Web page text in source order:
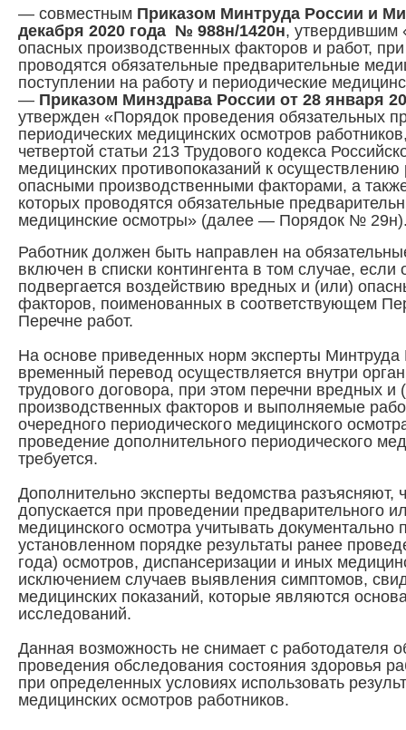
— совместным Приказом Минтруда России и
декабря 2020 года № 988н/1420н, утвердившим
опасных производственных факторов и работ,
проводятся обязательные предварительные
поступлении на работу и периодические
— Приказом Минздрава России от 28 января
утвержден «Порядок проведения обязательных
периодических медицинских осмотров
четвертой статьи 213 Трудового кодекса
медицинских противопоказаний к
опасными производственными факторами, а
которых проводятся обязательные
медицинские осмотры» (далее — Порядок №
Работник должен быть направлен на
включен в списки контингента в том случае,
подвергается воздействию вредных и (или)
факторов, поименованных в соответствующем
Перечне работ.
На основе приведенных норм эксперты
временный перевод осуществляется внутри
трудового договора, при этом перечни вредных и
производственных факторов и выполняемые
очередного периодического медицинского
проведение дополнительного периодического
требуется.
Дополнительно эксперты ведомства
допускается при проведении предварительного
медицинского осмотра учитывать
установленном порядке результаты ранее
года) осмотров, диспансеризации и иных
исключением случаев выявления симптомов,
медицинских показаний, которые являются
исследований.
Данная возможность не снимает с работодателя
проведения обследования состояния здоровья
при определенных условиях использовать
медицинских осмотров работников.